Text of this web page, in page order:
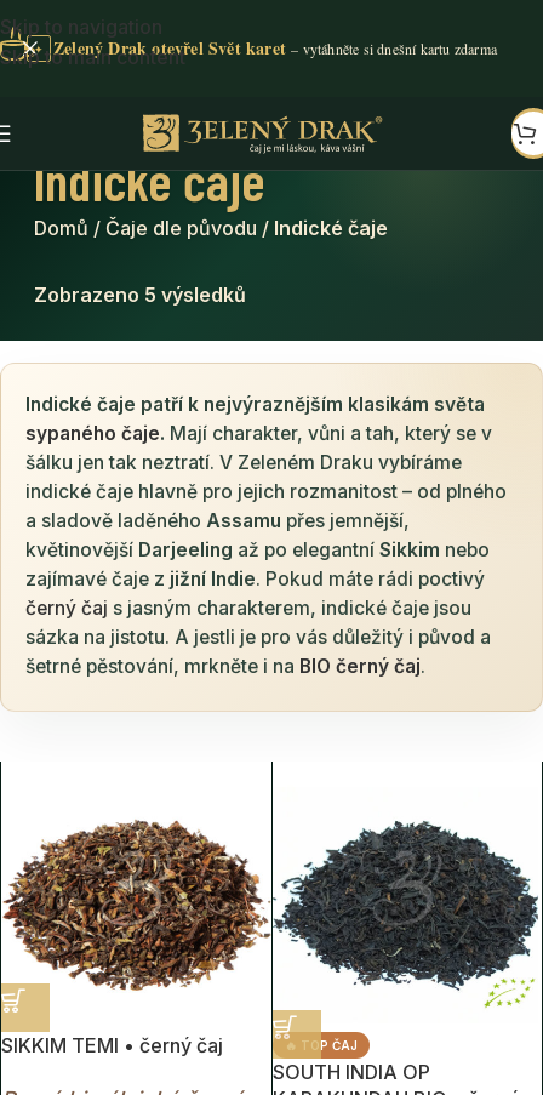
Skip to navigation
Skip to main content
✦ Zelený Drak otevřel Svět karet
Indické čaje
Domů / Čaje dle původu / Indické čaje
Zobrazeno 5 výsledků
Indické čaje patří k nejvýraznějším klasikám světa
sypaného čaje. Mají charakter, vůni a tah, který se v
šálku jen tak neztratí. V Zeleném Draku vybíráme
indické čaje hlavně pro jejich rozmanitost – od plného
a sladově laděného Assamu přes jemnější,
květinovější Darjeeling až po elegantní Sikkim nebo
zajímavé čaje z jižní Indie. Pokud máte rádi poctivý
černý čaj s jasným charakterem, indické čaje jsou
sázka na jistotu. A jestli je pro vás důležitý i původ a
šetrné pěstování, mrkněte i na BIO černý čaj.
SIKKIM TEMI • černý čaj 🔥 TOP ČAJ
SOUTH INDIA OP